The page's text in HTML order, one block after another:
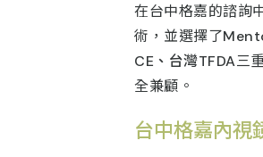
在台中格嘉的諮詢
術，並選擇了
CE、台灣TFDA三
全兼顧。
台中格嘉內視